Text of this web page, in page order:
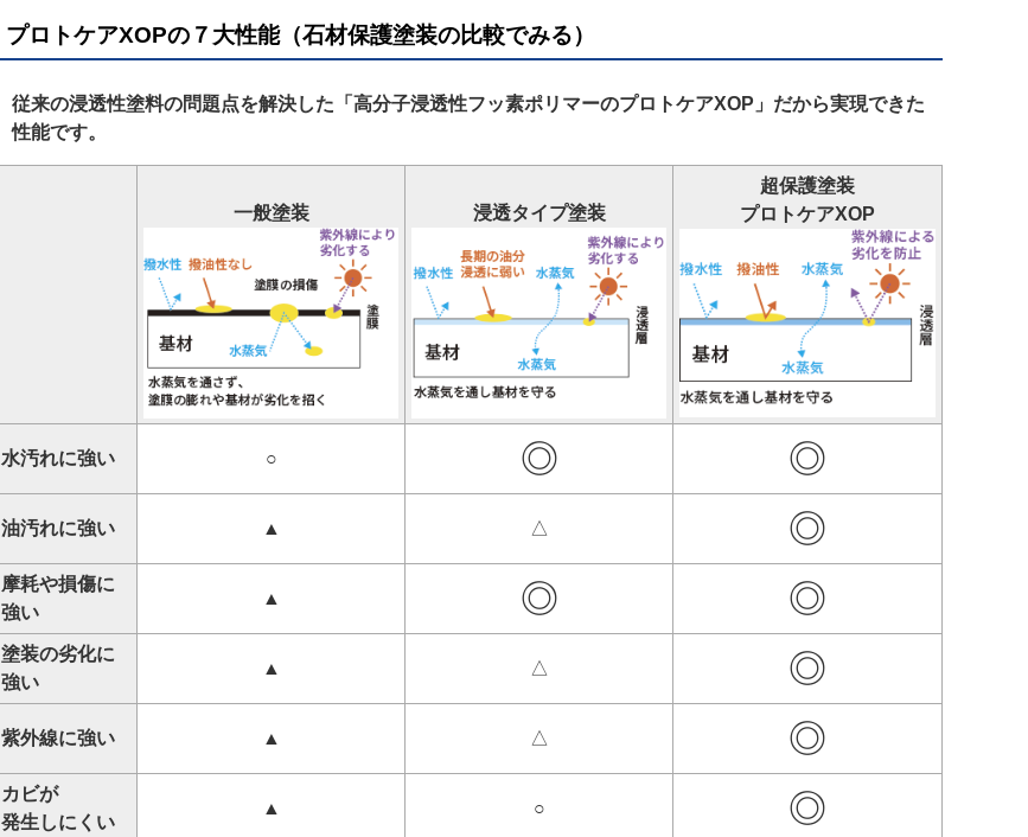
プロトケアXOPの７大性能（石材保護塗装の比較でみる）
従来の浸透性塗料の問題点を解決した「高分子浸透性フッ素ポリマーのプロトケアXOP」だから実現できた
性能です。
一般塗装 浸透タイプ塗装
超保護塗装
プロトケアXOP
水汚れに強い ○ ◎ ◎
油汚れに強い ▲ △ ◎
摩耗や損傷に
強い
▲ ◎ ◎
塗装の劣化に
強い
▲ △ ◎
紫外線に強い ▲ △ ◎
カビが
発生しにくい
▲ ○ ◎